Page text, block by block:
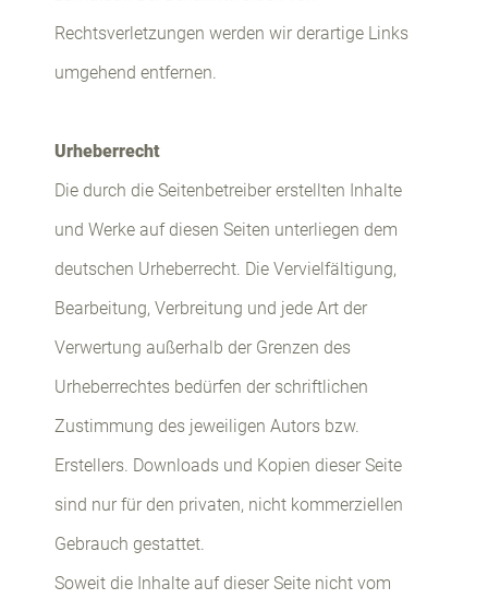
Rechtsverletzungen werden wir derartige Links
umgehend entfernen.
Urheberrecht
Die durch die Seitenbetreiber erstellten Inhalte
und Werke auf diesen Seiten unterliegen dem
deutschen Urheberrecht. Die Vervielfältigung,
Bearbeitung, Verbreitung und jede Art der
Verwertung außerhalb der Grenzen des
Urheberrechtes bedürfen der schriftlichen
Zustimmung des jeweiligen Autors bzw.
Erstellers. Downloads und Kopien dieser Seite
sind nur für den privaten, nicht kommerziellen
Gebrauch gestattet.
Soweit die Inhalte auf dieser Seite nicht vom